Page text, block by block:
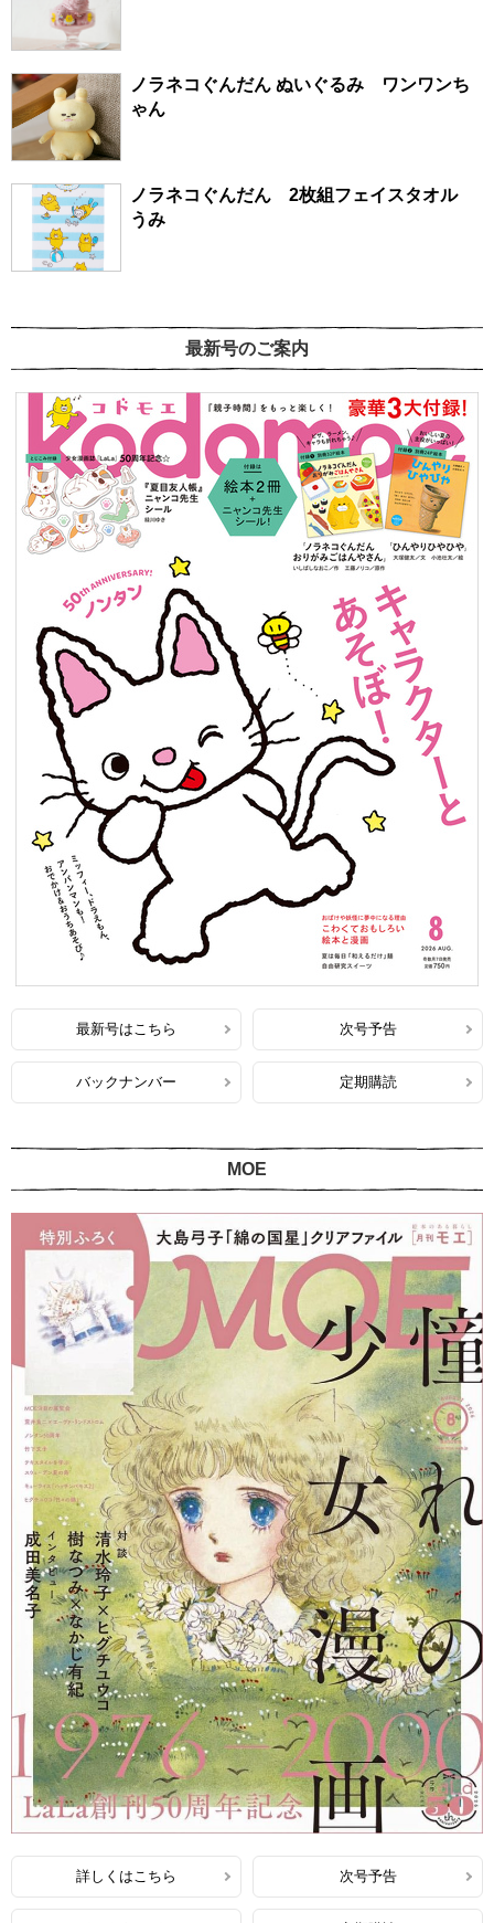
ノラネコぐんだん ぬいぐるみ ワンワンち
ゃん
ノラネコぐんだん 2枚組フェイスタオル
うみ
最新号のご案内
最新号はこちら 次号予告
バックナンバー 定期購読
MOE
詳しくはこちら 次号予告